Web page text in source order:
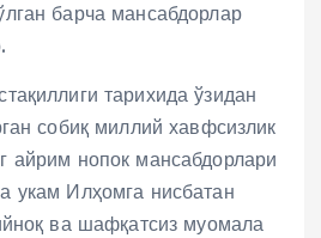
барча мансабдорлар
тарихида ўзидан
собиқ миллий хавфсизлик
айрим нопок мансабдорлари
укам Илҳомга нисбатан
ва шафқатсиз муомала